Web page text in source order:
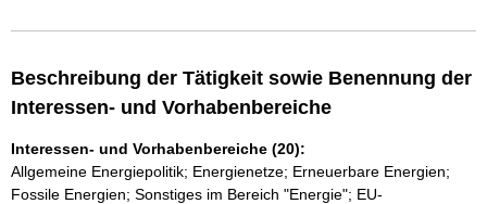
Beschreibung der Tätigkeit sowie Benennung der
Interessen- und Vorhabenbereiche
Interessen- und Vorhabenbereiche (20):
Allgemeine Energiepolitik; Energienetze; Erneuerbare Energien;
Fossile Energien; Sonstiges im Bereich "Energie"; EU-